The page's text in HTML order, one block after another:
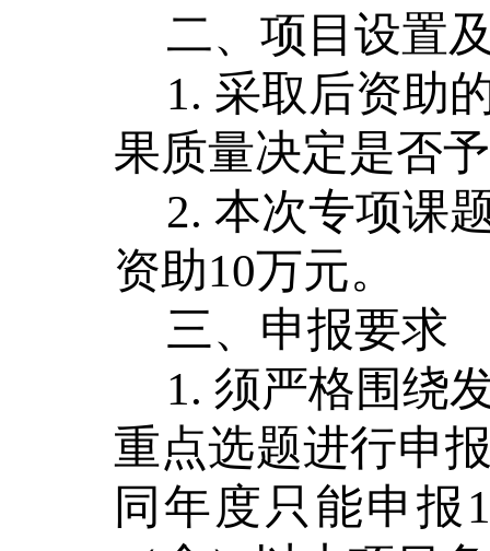
二、项目设置
1. 采取后资助
果质量决定是否
2. 本次专项课
资助10万元。
三、 申报要求
1. 须严格围绕
重点选题进行申
同年度只能申报